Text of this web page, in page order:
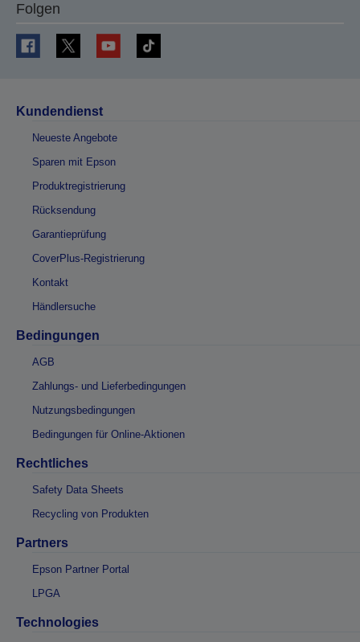
Folgen
Kundendienst
Neueste Angebote
Sparen mit Epson
Produktregistrierung
Rücksendung
Garantieprüfung
CoverPlus-Registrierung
Kontakt
Händlersuche
Bedingungen
AGB
Zahlungs- und Lieferbedingungen
Nutzungsbedingungen
Bedingungen für Online-Aktionen
Rechtliches
Safety Data Sheets
Recycling von Produkten
Partners
Epson Partner Portal
LPGA
Technologies